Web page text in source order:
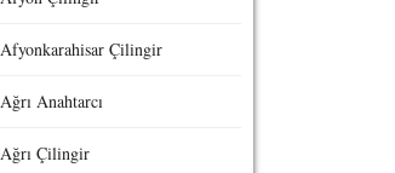
Afyonkarahisar Çilingir
Ağrı Anahtarcı
Ağrı Çilingir